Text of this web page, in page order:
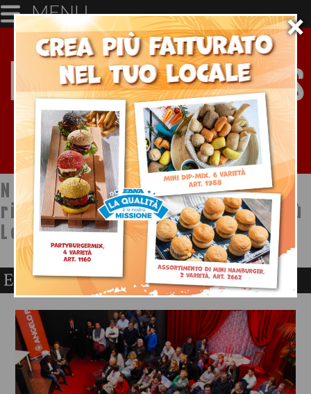
×
MENU
Notizie dal mondo della
ristorazione a cura di Ristopiù
Lombardia SpA
Erba